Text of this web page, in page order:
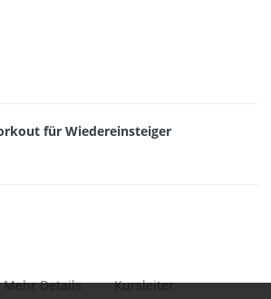
für Wiedereinsteiger
Mehr Details Kursleiter